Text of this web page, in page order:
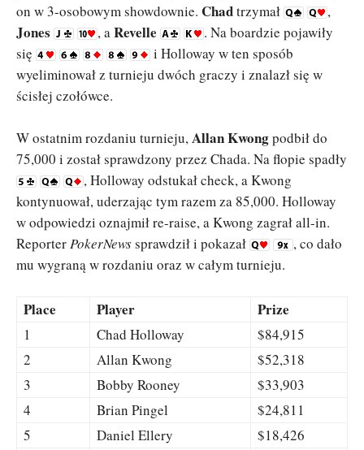
on w 3-osobowym showdownie. Chadtrzymał ,
Jones , aRevelle
. Na boardzie pojawiły
się
i Holloway w ten sposób
wyeliminował z turnieju dwóch graczy i znalazł się w
ścisłej czołówce.
W ostatnim rozdaniu turnieju,Allan Kwongpodbił do
75,000 i został sprawdzony przez Chada. Na flopie spadły
, Holloway odstukał check, a Kwong
kontynuował, uderzając tym razem za 85,000. Holloway
w odpowiedzi oznajmił re-raise, a Kwong zagrał all-in.
ReporterPokerNewssprawdził i pokazał
, co dało
mu wygraną w rozdaniu oraz w całym turnieju.
Place Player Prize
1 Chad Holloway
$84,915
2
Allan Kwong
$52,318
3
Bobby Rooney
$33,903
4
Brian Pingel
$24,811
5
Daniel Ellery
$18,426